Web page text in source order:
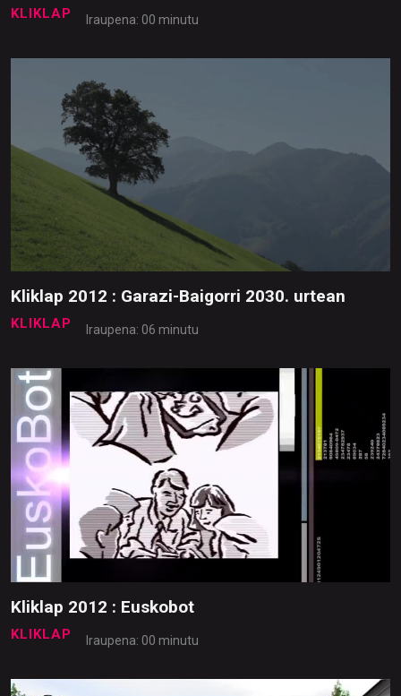
KLIKLAP Iraupena: 00 minutu
Kliklap 2012 : Garazi-Baigorri 2030. urtean
KLIKLAP Iraupena: 06 minutu
Kliklap 2012 : Euskobot
KLIKLAP Iraupena: 00 minutu